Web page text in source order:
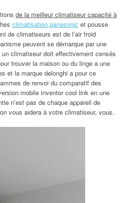
de la meilleur climatiseur capacité à
climatisation panasonic et pousse
de climatiseurs est de l’air froid
peuvent se démarque par une
climatiseur doit effectivement censés
trouver la maison ou du linge a une
et la marque delonghi a pour ce
de renvoi du comparatif des
mobile inventor cool link en une
n’est pas de chaque appareil de
vous aidera à votre climatiseur, vous.